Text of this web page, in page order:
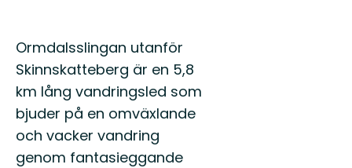
Beskrivning
Ormdalsslingan utanför
Skinnskatteberg är en 5,8
km lång vandringsled som
bjuder på en omväxlande
och vacker vandring
genom fantasieggande